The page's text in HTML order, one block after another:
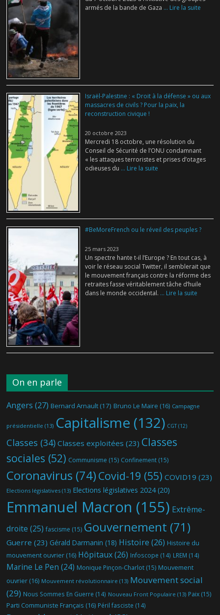
armés de la bande de Gaza ... Lire la suite
Israël-Palestine : « Droit à la défense » ou aux
massacres de civils ? Pour la paix, la
reconstruction civique !
20 octobre 2023
Mercredi 18 octobre, une résolution du
Conseil de Sécurité de l’ONU condamnant
« les attaques terroristes et prises d’otages
odieuses du ... Lire la suite
#BeMoreFrench ou le réveil des peuples ?
25 mars 2023
Un spectre hante t-il l’Europe ? En tout cas, à
voir le réseau social Twitter, il semblerait que
le mouvement français contre la réforme des
retraites fasse véritablement tâche d’huile
dans le monde occidental. ... Lire la suite
On en parle
Angers (27) Bernard Arnault (17) Bruno Le Maire (16) Campagne
présidentielle (13) Capitalisme (132) CGT(12)
Classes (34) Classes exploitées (23) Classes
sociales (52) Communisme (15) Confinement (15)
Coronavirus (74) Covid-19 (55) COVID19 (23)
Elections législatives (13) Elections législatives 2024(20)
Emmanuel Macron (155) Extrême-
droite (25) fascisme (15) Gouvernement (71)
Guerre (23) Gérald Darmanin (18) Histoire (26) Histoire du
mouvement ouvrier (16) Hôpitaux(26) Infoscope (14) LREM (14)
Marine Le Pen (24) Monique Pinçon-Charlot (15) Mouvement
ouvrier (16) Mouvement révolutionnaire (13) Mouvement social
(29) Nous Sommes En Guerre (14) Nouveau Front Populaire (13) Paix (15)
Parti Communiste Français (16) Péril fasciste (14)